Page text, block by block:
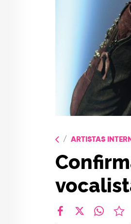
ARTISTAS